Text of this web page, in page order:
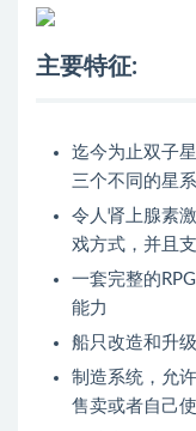
主要特征:
迄今为止双子
三个不同的星系
令人肾上腺素
戏方式，并且
一套完整的
能力
船只改造和升
制造系统，允
售卖或者自己